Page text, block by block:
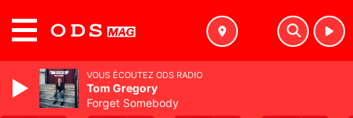
VOUS ÉCOUTEZ ODS RADIO
Tom Gregory
Forget Somebody